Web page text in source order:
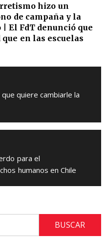
hizo un
de campaña y la
El FdT denunció que
en las escuelas
quiere cambiarle la
para el
humanos en Chile